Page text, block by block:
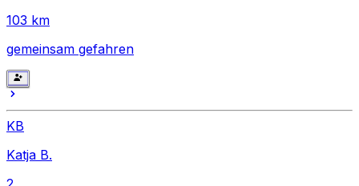
103 km
gemeinsam gefahren
KB
Katja B.